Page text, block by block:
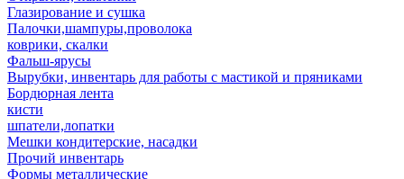
Глазирование и сушка
Палочки,шампуры,проволока
коврики, скалки
Фальш-ярусы
Вырубки, инвентарь для работы с мастикой и пряниками
Бордюрная лента
кисти
шпатели,лопатки
Мешки кондитерские, насадки
Прочий инвентарь
Формы металлические